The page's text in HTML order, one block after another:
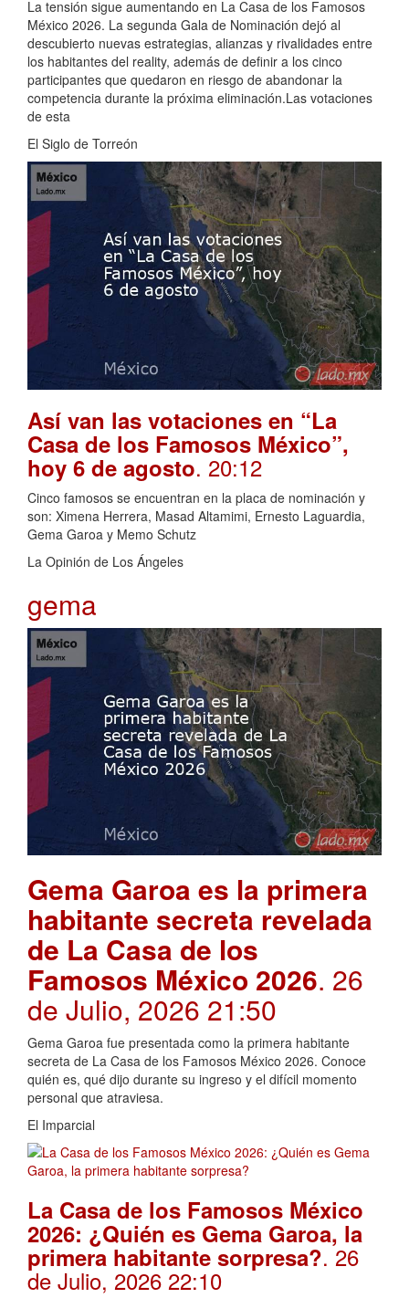
La tensión sigue aumentando en La Casa de los Famosos
México 2026. La segunda Gala de Nominación dejó al
descubierto nuevas estrategias, alianzas y rivalidades entre
los habitantes del reality, además de definir a los cinco
participantes que quedaron en riesgo de abandonar la
competencia durante la próxima eliminación.Las votaciones
de esta
El Siglo de Torreón
Así van las votaciones en “La
Casa de los Famosos México”,
hoy 6 de agosto. 20:12
Cinco famosos se encuentran en la placa de nominación y
son: Ximena Herrera, Masad Altamimi, Ernesto Laguardia,
Gema Garoa y Memo Schutz
La Opinión de Los Ángeles
gema
Gema Garoa es la primera
habitante secreta revelada
de La Casa de los
Famosos México 2026. 26
de Julio, 2026 21:50
Gema Garoa fue presentada como la primera habitante
secreta de La Casa de los Famosos México 2026. Conoce
quién es, qué dijo durante su ingreso y el difícil momento
personal que atraviesa.
El Imparcial
La Casa de los Famosos México
2026: ¿Quién es Gema Garoa, la
primera habitante sorpresa?. 26
de Julio, 2026 22:10